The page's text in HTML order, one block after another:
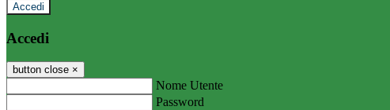
Accedi
Accedi
button close ×
Nome Utente
Password